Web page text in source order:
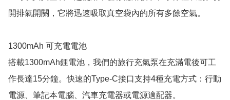
開排氣開關，它將迅速吸取真空袋內的所有多餘空氣。
1300mAh 可充電電池
搭載1300mAh鋰電池，我們的旅行充氣泵在充滿電後可工
作長達15分鐘。快速的Type-C接口支持4種充電方式：行動
電源、筆記本電腦、汽車充電器或電源適配器。